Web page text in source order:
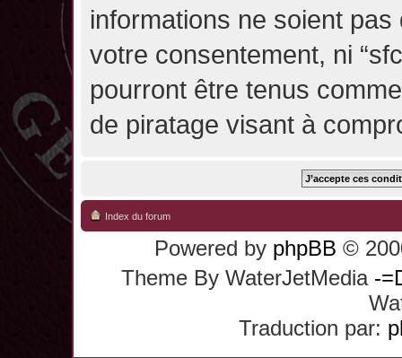
informations ne soient
votre consentement, ni
pourront être tenus
de piratage visant à
Index du forum
Powered by phpBB ©
Theme By WaterJetMedia -
Traduction par: